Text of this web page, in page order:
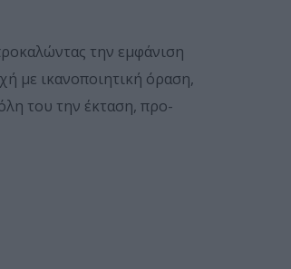
την εμφάνιση
με ικανοποιητική όραση,
του την έκταση, προ­